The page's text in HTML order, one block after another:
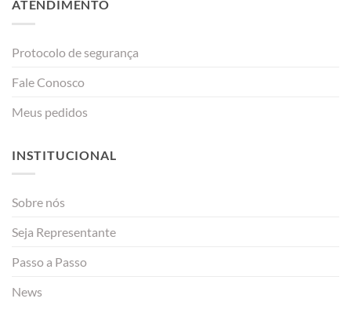
ATENDIMENTO
Protocolo de segurança
Fale Conosco
Meus pedidos
INSTITUCIONAL
Sobre nós
Seja Representante
Passo a Passo
News